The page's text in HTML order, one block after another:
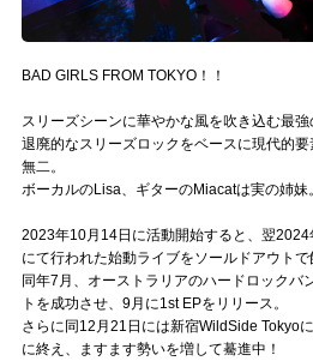
ぶいクラ！by muevo
ぶいコミュ！by muevo
ぶいマガ！ by muevo
Follow us
Official SNS
BAD GIRLS FROM TOKYO！！
スリーズシーンに華やかな風を吹き込む最
退廃的なスリーズロックをベースに現代的
無二。
ボーカルのLisa、ギターのMiacatは実の姉妹。
2023年10月14日に活動開始すると、翌
にて行われた始動ライブをソールドアウトで
同年7月、オーストラリアのハードロックバ
トを成功させ、9月に1st EPをリリース。
さらに同12月21日には新宿WildSide Tokyo
に終え、ますます勢いを増して驀進中！